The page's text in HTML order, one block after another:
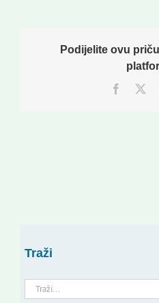
Podijelite ovu
Traži
Traži...